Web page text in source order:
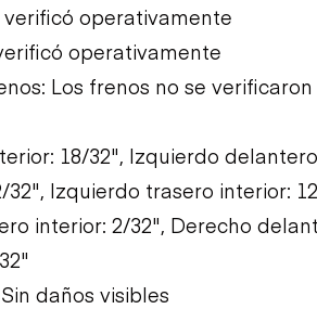
verificó operativamente
operativamente
Los frenos no se verificaron
18/32", Izquierdo
Izquierdo trasero interior:
interior: 2/32", Derecho
daños visibles